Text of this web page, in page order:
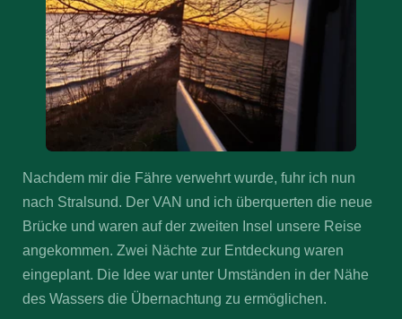
Nachdem mir die Fähre verwehrt wurde, fuhr ich nun
nach Stralsund. Der VAN und ich überquerten die neue
Brücke und waren auf der zweiten Insel unsere Reise
angekommen. Zwei Nächte zur Entdeckung waren
eingeplant. Die Idee war unter Umständen in der Nähe
des Wassers die Übernachtung zu ermöglichen.